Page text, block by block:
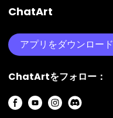
ChatArt
アプリをダウンロード
ChatArtをフォロー：